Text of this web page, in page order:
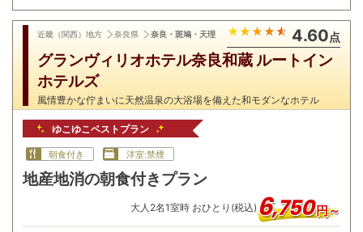
近畿（関西）地方 奈良県 奈良・斑鳩・天理 4.60点
グランヴィリオホテル奈良和蔵 ルートイン
ホテルズ
風情豊かな佇まいに天然温泉の大浴場を備えた和モダンなホテル
ゆこゆこベストプラン
朝食付き 洋室:禁煙
地産地消の朝食付きプラン
大人 2名1室時 おひとり(税込)6,750円～